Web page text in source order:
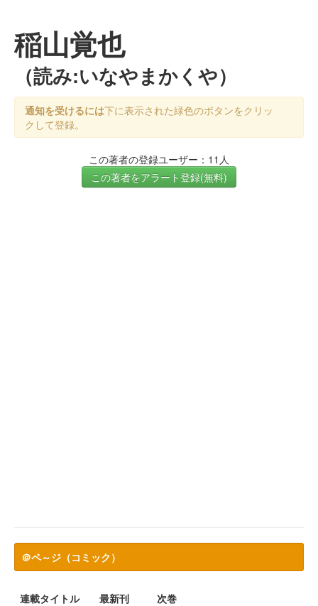
稲山覚也
（読み:いなやまかくや）
通知を受けるには下に表示された緑色のボタンをクリッ
クして登録。
この著者の登録ユーザー：11人
この著者をアラート登録(無料)
＠ペ～ジ（コミック）
連載タイトル 最新刊
次巻